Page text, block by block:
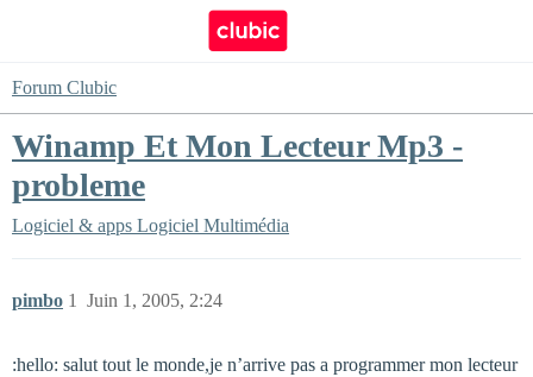
Forum Clubic
Winamp Et Mon Lecteur Mp3 -
probleme
Logiciel & apps Logiciel Multimédia
pimbo Juin 1, 2005, 2:24
1
:hello: salut tout le monde,je n’arrive pas a programmer mon lecteur